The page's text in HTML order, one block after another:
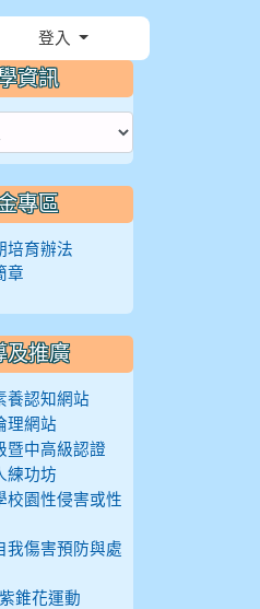
登入
資訊
專區
培育辦法
章
及推廣
養認知網站
理網站
暨中高級認證
練功坊
校園性侵害或性
我傷害預防與處
錐花運動